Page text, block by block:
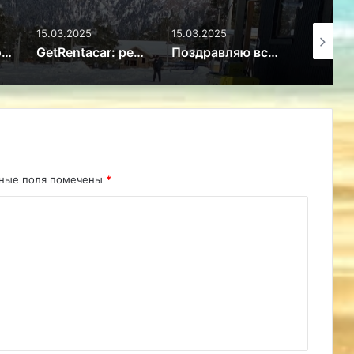
Поход в горы: особенности безопасного отдыха – Путешествие
15.03.2025
GetRentacar: решение транспортного вопроса в любом уголке планеты – Путешествие
15.03.2025
Поздравляю всех женщин с 8 марта! – Путешествие
поля помечены *